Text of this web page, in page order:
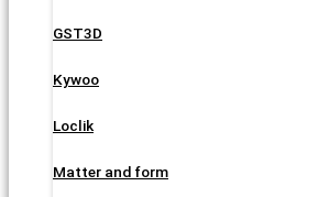
GST3D
Kywoo
Loclik
Matter and form